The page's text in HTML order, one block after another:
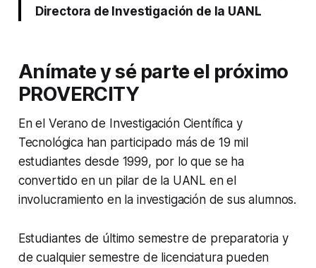
Directora de Investigación de la UANL
Anímate y sé parte el próximo
PROVERCITY
En el Verano de Investigación Científica y
Tecnológica han participado más de 19 mil
estudiantes desde 1999, por lo que se ha
convertido en un pilar de la UANL en el
involucramiento en la investigación de sus alumnos.
Estudiantes de último semestre de preparatoria y
de cualquier semestre de licenciatura pueden